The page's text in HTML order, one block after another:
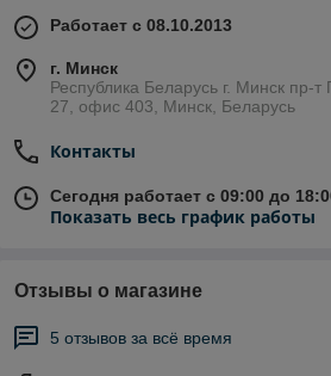
Работает с 08.10.2013
г. Минск
Республика Беларусь г. Минск пр-т
27, офис 403, Минск, Беларусь
Контакты
Сегодня работает с 09:00 до
Показать весь график работы
Отзывы о магазине
5 отзывов за всё время